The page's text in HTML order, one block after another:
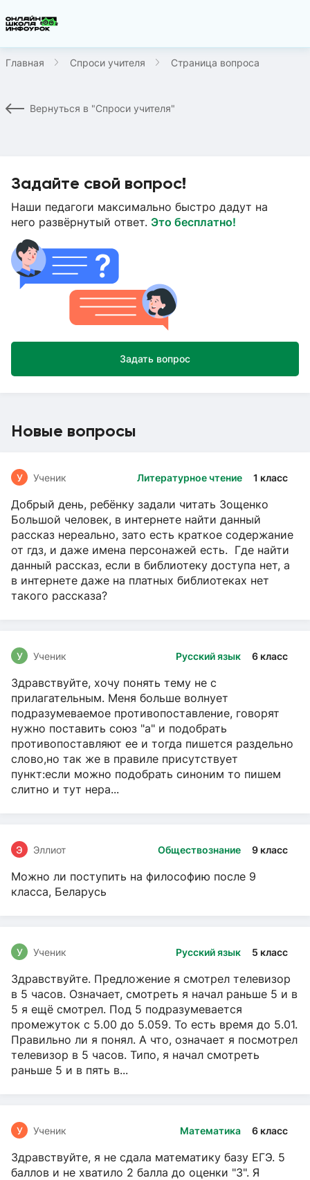
Главная Спроси учителя Страница вопроса
Вернуться в "Спроси учителя"
Задайте свой вопрос!
Наши педагоги максимально быстро дадут на
него развёрнутый ответ. Это бесплатно!
Задать вопрос
Новые вопросы
Литературное чтение 1 класс
У Ученик
Добрый день, ребёнку задали читать Зощенко
Большой человек, в интернете найти данный
рассказ нереально, зато есть краткое содержание
от гдз, и даже имена персонажей есть. Где найти
данный рассказ, если в библиотеку доступа нет, а
в интернете даже на платных библиотеках нет
такого рассказа?
Русский язык 6 класс
У Ученик
Здравствуйте, хочу понять тему не с
прилагательным. Меня больше волнует
подразумеваемое противопоставление, говорят
нужно поставить союз "а" и подобрать
противопоставляют ее и тогда пишется раздельно
слово,но так же в правиле присутствует
пункт:если можно подобрать синоним то пишем
слитно и тут нера...
Обществознание 9 класс
Э Эллиот
Можно ли поступить на философию после 9
класса, Беларусь
Русский язык 5 класс
У Ученик
Здравствуйте. Предложение я смотрел телевизор
в 5 часов. Означает, смотреть я начал раньше 5 и в
5 я ещё смотрел. Под 5 подразумевается
промежуток с 5.00 до 5.059. То есть время до 5.01.
Правильно ли я понял. А что, означает я посмотрел
телевизор в 5 часов. Типо, я начал смотреть
раньше 5 и в пять в...
Математика 6 класс
У Ученик
Здравствуйте, я не сдала математику базу ЕГЭ. 5
баллов и не хватило 2 балла до оценки "3". Я